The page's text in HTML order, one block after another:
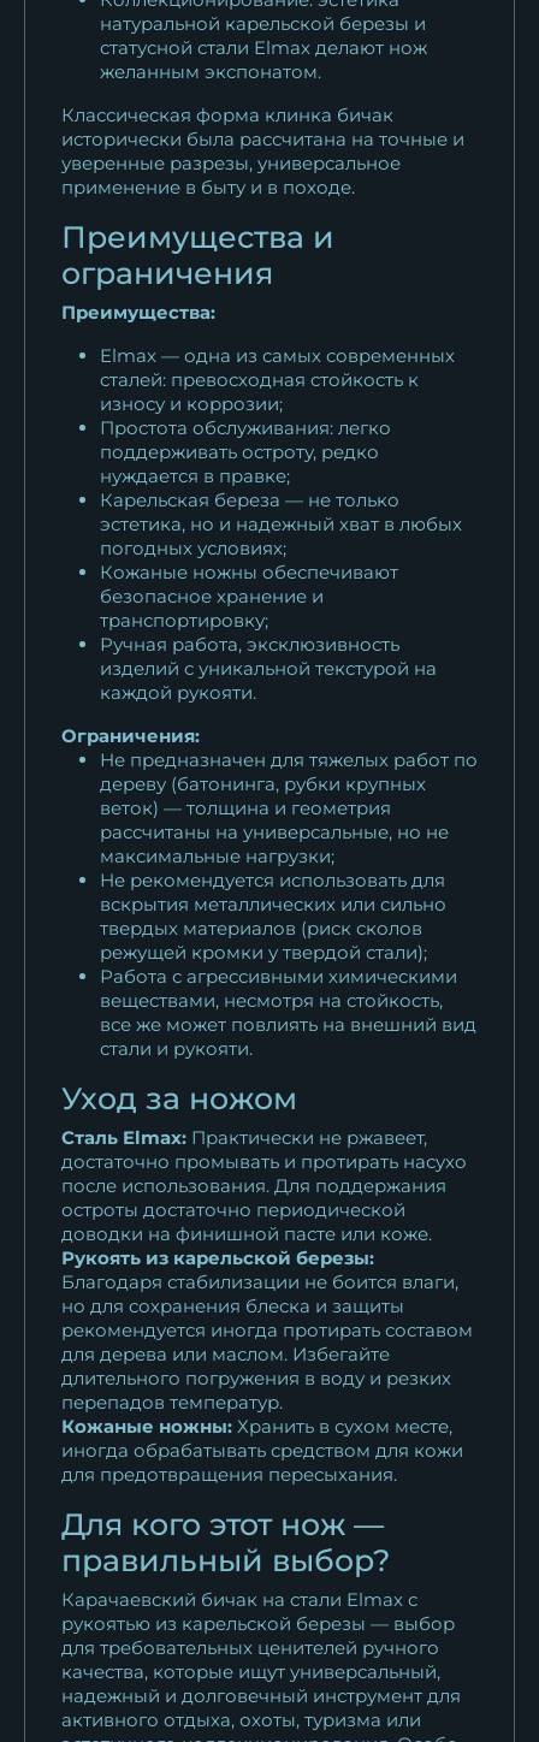
натуральной карельской березы и
статусной стали Elmax делают нож
желанным экспонатом.
Классическая форма клинка бичак
исторически была рассчитана на точные и
уверенные разрезы, универсальное
применение в быту и в походе.
Преимущества и
ограничения
Преимущества:
Elmax — одна из самых современных
сталей: превосходная стойкость к
износу и коррозии;
Простота обслуживания: легко
поддерживать остроту, редко
нуждается в правке;
Карельская береза — не только
эстетика, но и надежный хват в любых
погодных условиях;
Кожаные ножны обеспечивают
безопасное хранение и
транспортировку;
Ручная работа, эксклюзивность
изделий с уникальной текстурой на
каждой рукояти.
Ограничения:
Не предназначен для тяжелых работ по
дереву (батонинга, рубки крупных
веток) — толщина и геометрия
рассчитаны на универсальные, но не
максимальные нагрузки;
Не рекомендуется использовать для
вскрытия металлических или сильно
твердых материалов (риск сколов
режущей кромки у твердой стали);
Работа с агрессивными химическими
веществами, несмотря на стойкость,
все же может повлиять на внешний вид
стали и рукояти.
Уход за ножом
Сталь Elmax: Практически не ржавеет,
достаточно промывать и протирать насухо
после использования. Для поддержания
остроты достаточно периодической
доводки на финишной пасте или коже.
Рукоять из карельской березы:
Благодаря стабилизации не боится влаги,
но для сохранения блеска и защиты
рекомендуется иногда протирать составом
для дерева или маслом. Избегайте
длительного погружения в воду и резких
перепадов температур.
Кожаные ножны: Хранить в сухом месте,
иногда обрабатывать средством для кожи
для предотвращения пересыхания.
Для кого этот нож —
правильный выбор?
Карачаевский бичак на стали Elmax с
рукоятью из карельской березы — выбор
для требовательных ценителей ручного
качества, которые ищут универсальный,
надежный и долговечный инструмент для
активного отдыха, охоты, туризма или